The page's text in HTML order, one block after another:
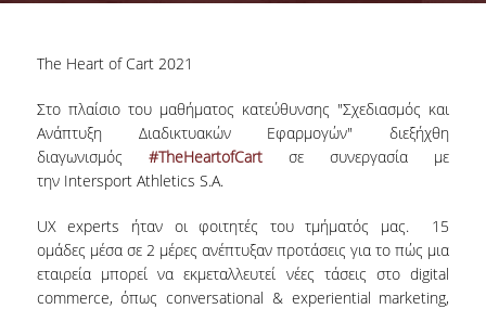
RESIDENT FACULTY MEMBERS
SCIENTIFIC ASSOCIATES
LABORATORIAL TEACHING STAFF
PHD CANDIDATES
The Heart of Cart 2021
Στο πλαίσιο του μαθήματος κατεύθυνσης "Σχεδιασμός και
Ανάπτυξη Διαδικτυακών Εφαρμογών" διεξήχθη
διαγωνισμός #ΤheHeartofCartσε συνεργασία με
την Intersport Athletics S.A.
UX experts ήταν οι φοιτητές του τμήματός μας. 15
ομάδες μέσα σε 2 μέρες ανέπτυξαν προτάσεις για το πώς μια
εταιρεία μπορεί να εκμεταλλευτεί νέες τάσεις στο digital
commerce, όπως conversational & experiential marketing,